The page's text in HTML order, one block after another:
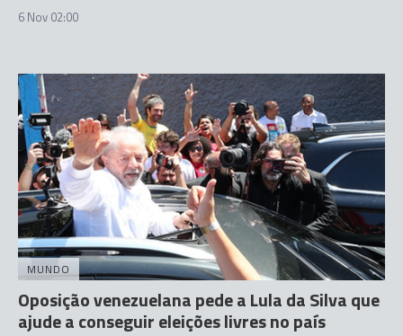
6 Nov 02:00
MUNDO
Oposição venezuelana pede a Lula da Silva que
ajude a conseguir eleições livres no país